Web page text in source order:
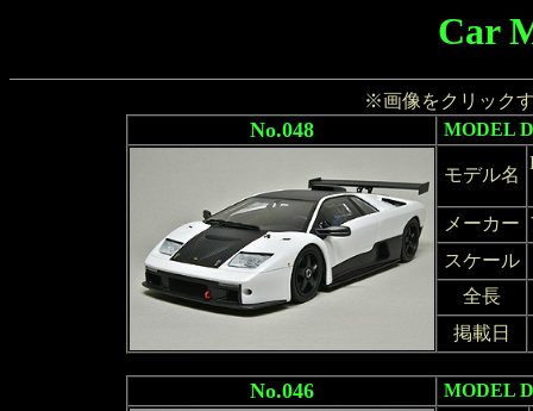
Car
※画像をクリック
No.048 MODEL
モデル名
メーカー
スケール
全長
掲載日
No.046 MODEL